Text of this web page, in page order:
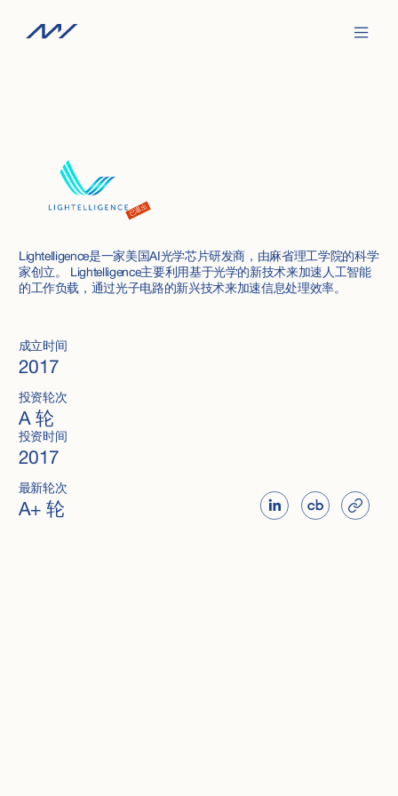
Lightelligence是一家美国AI光学芯片研发商，由麻省理工学院的科学
家创立。 Lightelligence主要利用基于光学的新技术来加速人工智能
的工作负载，通过光子电路的新兴技术来加速信息处理效率。
已退出
成立时间
2017
投资轮次
A 轮
投资时间
2017
最新轮次
A+ 轮